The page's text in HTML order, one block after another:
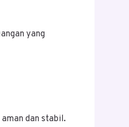
yang
dan stabil.